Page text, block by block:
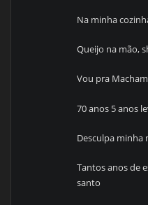
Na minha
Queijo na mão,
Vou pra
70 anos 5 anos
Desculpa minha
Tantos anos de
santo